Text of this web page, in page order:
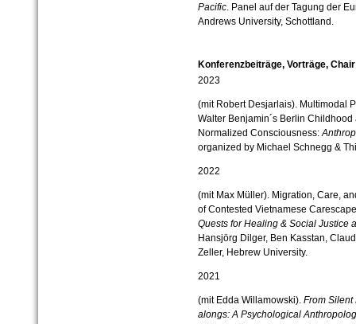
Pacific. Panel auf der Tagung der
Andrews University, Schottland.
Konferenzbeiträge, Vorträge,
2023
(mit Robert Desjarlais). Multimodal
Walter Benjamin´s Berlin
Normalized Consciousness:
organized by Michael Schnegg &
2022
(mit Max Müller). Migration, Care,
of Contested Vietnamese
Quests for Healing & Social Justice
Hansjörg Dilger, Ben Kasstan,
Zeller, Hebrew University.
2021
(mit Edda Willamowski). From Silent
alongs: A Psychological